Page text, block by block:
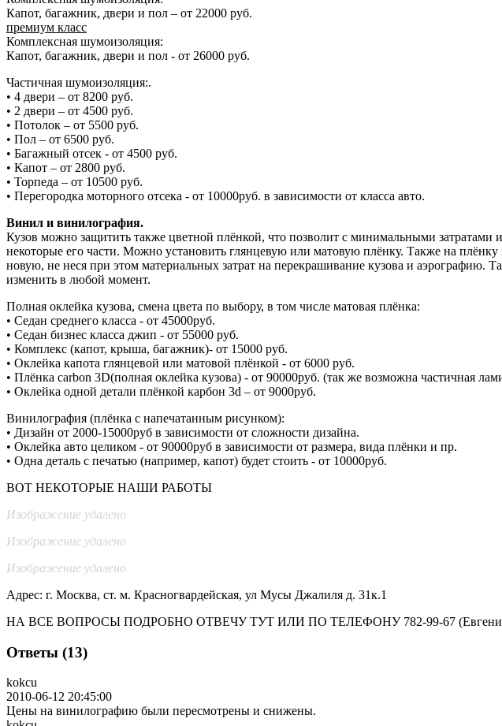
Капот, багажник, двери и пол – от 22000 руб.
премиум класс
Комплексная шумоизоляция:
Капот, багажник, двери и пол - от 26000 руб.
Частичная шумоизоляция:.
• 4 двери – от 8200 руб.
• 2 двери – от 4500 руб.
• Потолок – от 5500 руб.
• Пол – от 6500 руб.
• Багажный отсек - от 4500 руб.
• Капот – от 2800 руб.
• Торпеда – от 10500 руб.
• Перегородка моторного отсека - от 10000руб. в зависимости от класса авто.
Винил и винилография.
Кузов можно защитить также цветной плёнкой, что позволит с минимальными
некоторые его части. Можно установить глянцевую или матовую плёнку. Также на
новую, не неся при этом материальных затрат на перекрашивание кузова и
изменить в любой момент.
Полная оклейка кузова, смена цвета по выбору, в том числе матовая плёнка:
• Седан среднего класса - от 45000руб.
• Седан бизнес класса джип - от 55000 руб.
• Комплекс (капот, крыша, багажник)- от 15000 руб.
• Оклейка капота глянцевой или матовой плёнкой - от 6000 руб.
• Плёнка carbon 3D(полная оклейка кузова) - от 90000руб. (так же возможна частичная
• Оклейка одной детали плёнкой карбон 3d – от 9000руб.
Винилография (плёнка с напечатанным рисунком):
• Дизайн от 2000-15000руб в зависимости от сложности дизайна.
• Оклейка авто целиком - от 90000руб в зависимости от размера, вида плёнки и пр.
• Одна деталь с печатью (например, капот) будет стоить - от 10000руб.
ВОТ НЕКОТОРЫЕ НАШИ РАБОТЫ
Изображение удалено
Изображение удалено
Изображение удалено
Адрес: г. Москва, ст. м. Красногвардейская, ул Мусы Джалиля д. 31к.1
НА ВСЕ ВОПРОСЫ ПОДРОБНО ОТВЕЧУ ТУТ ИЛИ ПО ТЕЛЕФОНУ 782-99-67
Ответы (13)
kokcu
2010-06-12 20:45:00
Цены на винилографию были пересмотрены и снижены.